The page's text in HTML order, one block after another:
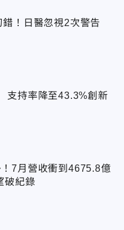
錯！日醫忽視2次警告
支持率降至43.3%創新
7月營收衝到4675.8億
破紀錄